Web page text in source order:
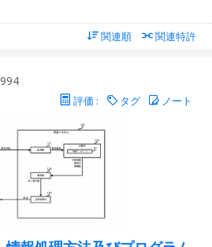
関連順 関連特許
評価 : タグ ノート